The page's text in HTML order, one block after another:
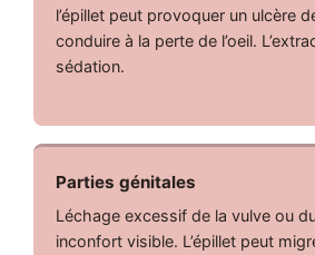
l’épillet peut provoquer un ulcère
conduire à la perte de l’oeil.
sédation.
Parties génitales
Léchage excessif de la vulve ou
inconfort visible. L’épillet peut